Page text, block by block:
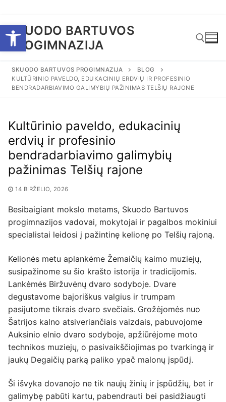
Open toolbar
prie
turinio
SKUODO BARTUVOS
PROGIMNAZIJA
Ieškoti:
SKUODO BARTUVOS PROGIMNAZIJA
BLOG
KULTŪRINIO PAVELDO, EDUKACINIŲ ERDVIŲ IR PROFESINIO
BENDRADARBIAVIMO GALIMYBIŲ PAŽINIMAS TELŠIŲ RAJONE
Kultūrinio paveldo, edukacinių
erdvių ir profesinio
bendradarbiavimo galimybių
pažinimas Telšių rajone
14 BIRŽELIO, 2026
Besibaigiant mokslo metams, Skuodo Bartuvos
progimnazijos vadovai, mokytojai ir pagalbos mokiniui
specialistai leidosi į pažintinę kelionę po Telšių rajoną.
Kelionės metu aplankėme Žemaičių kaimo muziejų,
susipažinome su šio krašto istorija ir tradicijomis.
Lankėmės Biržuvėnų dvaro sodyboje. Dvare
degustavome bajoriškus valgius ir trumpam
pasijutome tikrais dvaro svečiais. Grožėjomės nuo
Šatrijos kalno atsiveriančiais vaizdais, pabuvojome
Auksinio elnio dvaro sodyboje, apžiūrėjome moto
technikos muziejų, o pasivaikščiojimas po tvarkingą ir
jaukų Degaičių parką paliko ypač malonų įspūdį.
Ši išvyka dovanojo ne tik naujų žinių ir įspūdžių, bet ir
galimybę pabūti kartu, pabendrauti bei pasidžiaugti